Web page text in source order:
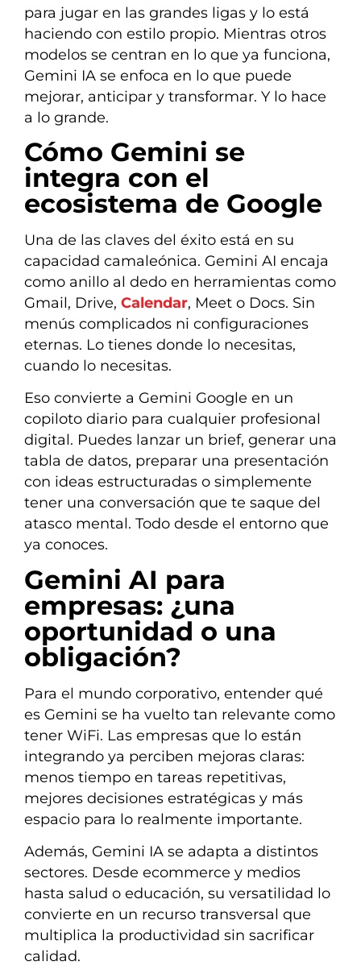
para jugar en las grandes ligas y lo está
haciendo con estilo propio. Mientras otros
modelos se centran en lo que ya funciona,
Gemini IA se enfoca en lo que puede
mejorar, anticipar y transformar. Y lo hace
a lo grande.
Cómo Gemini se
integra con el
ecosistema de Google
Una de las claves del éxito está en su
capacidad camaleónica. Gemini AI encaja
como anillo al dedo en herramientas como
Gmail, Drive, Calendar, Meet o Docs. Sin
menús complicados ni configuraciones
eternas. Lo tienes donde lo necesitas,
cuando lo necesitas.
Eso convierte a Gemini Google en un
copiloto diario para cualquier profesional
digital. Puedes lanzar un brief, generar una
tabla de datos, preparar una presentación
con ideas estructuradas o simplemente
tener una conversación que te saque del
atasco mental. Todo desde el entorno que
ya conoces.
Gemini AI para
empresas: ¿una
oportunidad o una
obligación?
Para el mundo corporativo, entender qué
es Gemini se ha vuelto tan relevante como
tener WiFi. Las empresas que lo están
integrando ya perciben mejoras claras:
menos tiempo en tareas repetitivas,
mejores decisiones estratégicas y más
espacio para lo realmente importante.
Además, Gemini IA se adapta a distintos
sectores. Desde ecommerce y medios
hasta salud o educación, su versatilidad lo
convierte en un recurso transversal que
multiplica la productividad sin sacrificar
calidad.